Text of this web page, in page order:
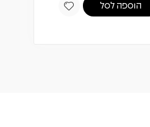
הוספה לסל